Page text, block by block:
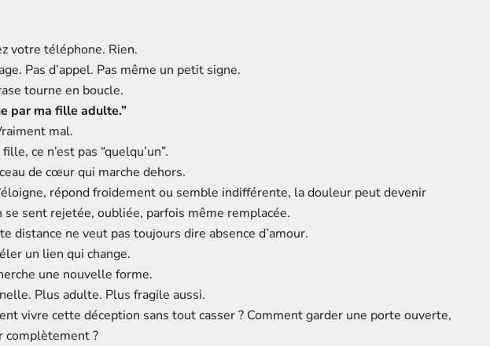
votre téléphone. Rien.
Pas d’appel. Pas même un petit signe.
tourne en boucle.
par ma fille adulte.”
mal.
ce n’est pas “quelqu’un”.
de cœur qui marche dehors.
répond froidement ou semble indifférente, la douleur peut devenir
se sent rejetée, oubliée, parfois même remplacée.
distance ne veut pas toujours dire absence d’amour.
un lien qui change.
une nouvelle forme.
Plus adulte. Plus fragile aussi.
vivre cette déception sans tout casser ? Comment garder une porte ouverte,
complètement ?